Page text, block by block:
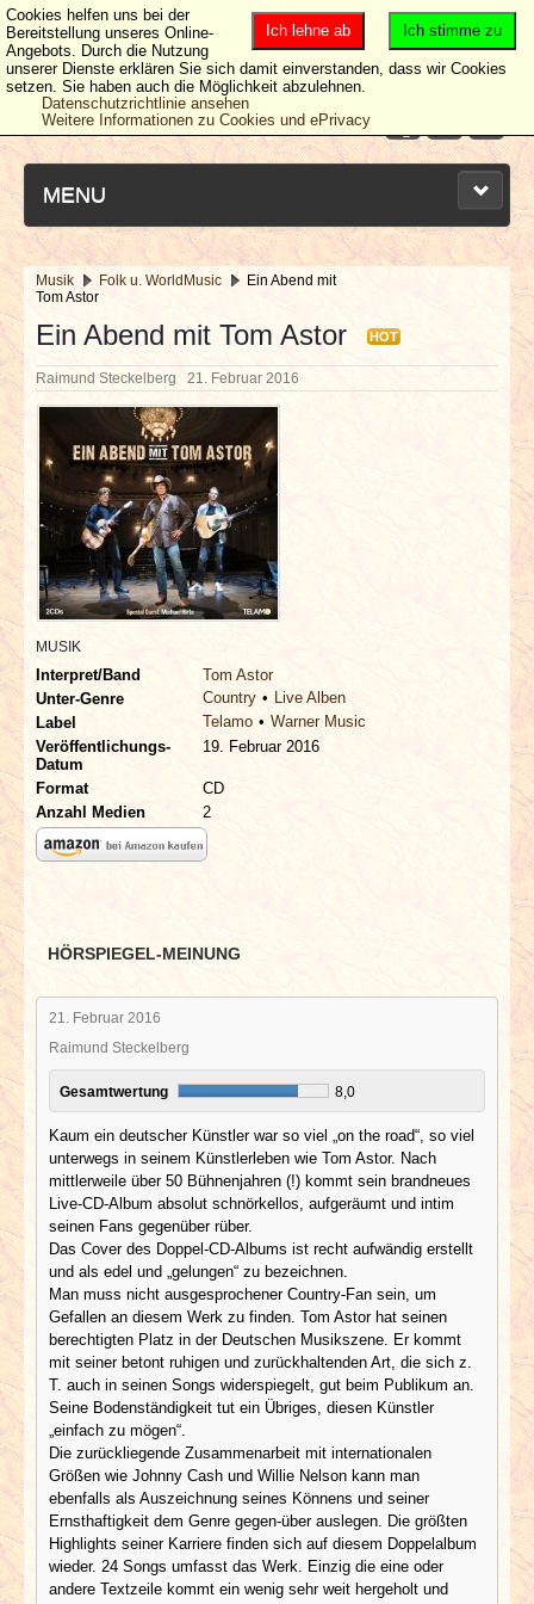
MENU
NEUESTE ARTIKEL
NEWS & DATES
BERICHTE
VERLOSUNGEN
INTERVIEWS
SPECIALS
REDAKTION
LINKS
ARCHIV
Musik Folk u. WorldMusic
Ein Abend mit
Tom Astor
Ein Abend mit Tom Astor HOT
Raimund Steckelberg 21. Februar 2016
MUSIK
Interpret/Band
Tom Astor
Unter-Genre
Country
Live Alben
Label
Telamo
Warner Music
Veröffentlichungs-
Datum
19. Februar 2016
Format
CD
Anzahl Medien
2
HÖRSPIEGEL-MEINUNG
21. Februar 2016
Raimund Steckelberg
Gesamtwertung 8,0
Kaum ein deutscher Künstler war so viel „on the road“, so viel
unterwegs in seinem Künstlerleben wie Tom Astor. Nach
mittlerweile über 50 Bühnenjahren (!) kommt sein brandneues
Live-CD-Album absolut schnörkellos, aufgeräumt und intim
seinen Fans gegenüber rüber.
Das Cover des Doppel-CD-Albums ist recht aufwändig erstellt
und als edel und „gelungen“ zu bezeichnen.
Man muss nicht ausgesprochener Country-Fan sein, um
Gefallen an diesem Werk zu finden. Tom Astor hat seinen
berechtigten Platz in der Deutschen Musikszene. Er kommt
mit seiner betont ruhigen und zurückhaltenden Art, die sich z.
T. auch in seinen Songs widerspiegelt, gut beim Publikum an.
Seine Bodenständigkeit tut ein Übriges, diesen Künstler
„einfach zu mögen“.
Die zurückliegende Zusammenarbeit mit internationalen
Größen wie Johnny Cash und Willie Nelson kann man
ebenfalls als Auszeichnung seines Könnens und seiner
Ernsthaftigkeit dem Genre gegen-über auslegen. Die größten
Highlights seiner Karriere finden sich auf diesem Doppelalbum
wieder. 24 Songs umfasst das Werk. Einzig die eine oder
andere Textzeile kommt ein wenig sehr weit hergeholt und
Ich stimme zu
Ich lehne ab
Cookies helfen uns bei der
Bereitstellung unseres Online-
Angebots. Durch die Nutzung
unserer Dienste erklären Sie sich damit einverstanden, dass wir Cookies
setzen. Sie haben auch die Möglichkeit abzulehnen.
Datenschutzrichtlinie ansehen
Weitere Informationen zu Cookies und ePrivacy